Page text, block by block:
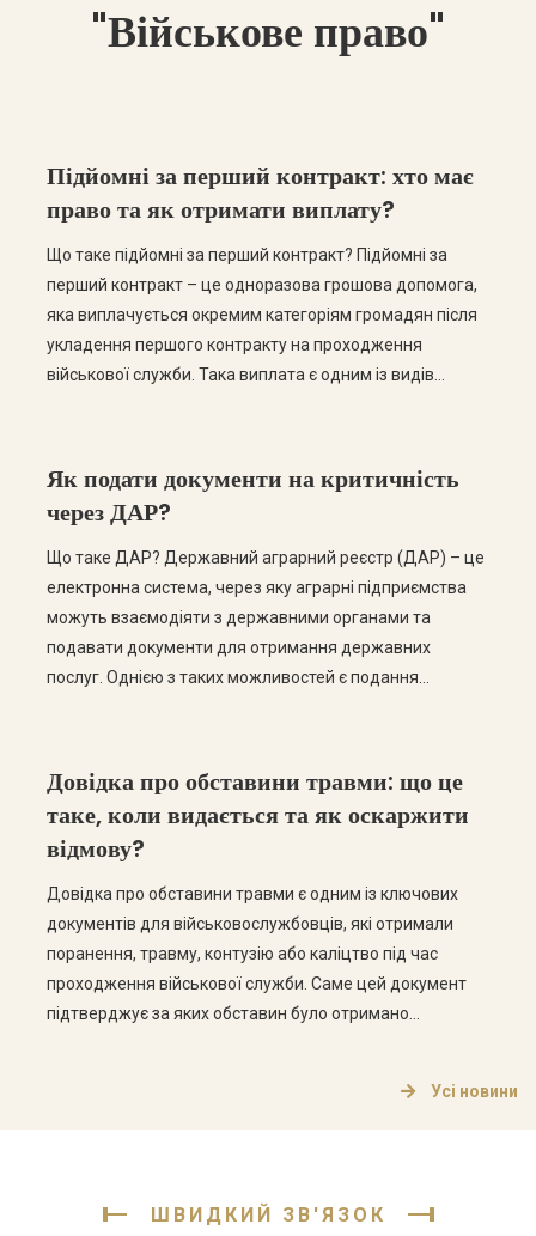
"Військове право"
Підйомні за перший контракт: хто має
право та як отримати виплату?
Що таке підйомні за перший контракт? Підйомні за
перший контракт – це одноразова грошова допомога,
яка виплачується окремим категоріям громадян після
укладення першого контракту на проходження
військової служби. Така виплата є одним із видів
законодавством та залежать від категорії […]
Як подати документи на критичність
через ДАР?
Що таке ДАР? Державний аграрний реєстр (ДАР) – це
електронна система, через яку аграрні підприємства
можуть взаємодіяти з державними органами та
подавати документи для отримання державних
послуг. Однією з таких можливостей є подання
подання значно спрощує процедуру та скорочує
строки розгляду документів. […]
Довідка про обставини травми: що це
таке, коли видається та як оскаржити
відмову?
Довідка про обставини травми є одним із ключових
документів для військовослужбовців, які отримали
поранення, травму, контузію або каліцтво під час
проходження військової служби. Саме цей документ
підтверджує за яких обставин було отримано
оформлення одноразової грошової допомоги,
Усі новини
ШВИДКИЙ ЗВ'ЯЗОК